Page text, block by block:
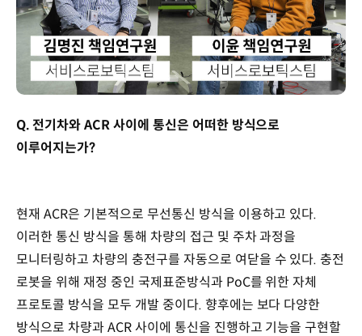
Q. 전기차와 ACR 사이에 통신은 어떠한 방식으로
이루어지는가?
현재 ACR은 기본적으로 무선통신 방식을 이용하고 있다.
이러한 통신 방식을 통해 차량의 접근 및 주차 과정을
모니터링하고 차량의 충전구를 자동으로 여닫을 수 있다. 충전
로봇을 위해 재정 중인 국제표준방식과 PoC를 위한 자체
프로토콜 방식을 모두 개발 중이다. 향후에는 보다 다양한
방식으로 차량과 ACR 사이에 통신을 진행하고 기능을 구현할